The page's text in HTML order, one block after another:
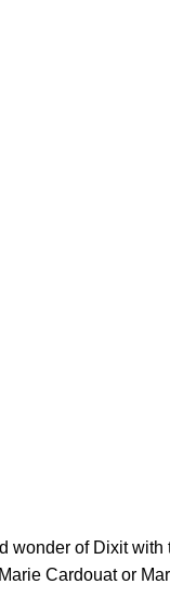
wonder of Dixit
Cardouat or